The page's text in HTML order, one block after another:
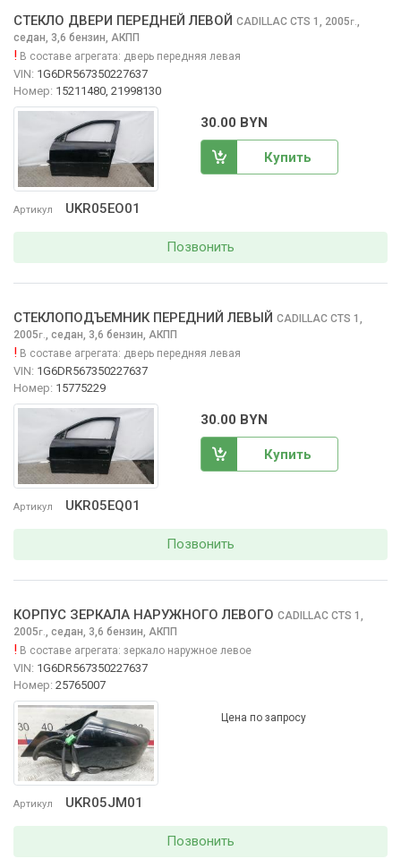
Артикул UKR05EO01
СТЕКЛО ДВЕРИ ПЕРЕДНЕЙ ЛЕВОЙ CADILLAC CTS 1, 2005г.,
седан, 3,6 бензин, АКПП
! В составе агрегата: дверь передняя левая
VIN: 1G6DR567350227637
Номер: 15211480, 21998130
30.00 BYN
Купить
Позвонить
Артикул UKR05EQ01
СТЕКЛОПОДЪЕМНИК ПЕРЕДНИЙ ЛЕВЫЙ CADILLAC CTS 1,
2005г., седан, 3,6 бензин, АКПП
! В составе агрегата: дверь передняя левая
VIN: 1G6DR567350227637
Номер: 15775229
30.00 BYN
Купить
Позвонить
Артикул UKR05JM01
КОРПУС ЗЕРКАЛА НАРУЖНОГО ЛЕВОГО CADILLAC CTS 1,
2005г., седан, 3,6 бензин, АКПП
! В составе агрегата: зеркало наружное левое
VIN: 1G6DR567350227637
Номер: 25765007
Цена по запросу
Позвонить